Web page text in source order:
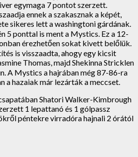
egymaga 7 pontot szerzett.
ennek a szakasznak a képét,
sikeres lett a washingtoni gárdának.
5 ponttal is ment a Mystics. Ez a 12-
érezhetően sokat kivett belőlük.
is visszaadta, ahogy egy kicsit
Thomas, majd Shekinna Stricklen
A Mystics a hajrában még 87-86-ra
a hazaiak már lezárták a meccset.
Shatori Walker-Kimbrough
1 lepattanó és 1 gólpassz
péntekre virradóra hajnali 2 órától